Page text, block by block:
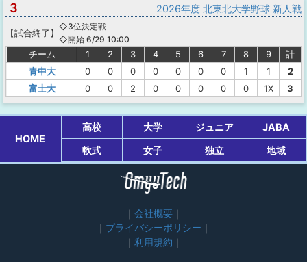
3 2026年度 北東北大学野球 新人戦
【試合終了 】
◇3位決定戦
◇開始 6/29 10:00
チーム 1 2 3 4 5 6 7 8 9
計
青中大
0 0 0 0 0 0 0 1 1
2
富士大
0 0 2 0 0 0 0 0 1X 3
HOME
高校 大学 ジュニア
JABA
軟式
女子 独立 地域
会社概要
プライバシーポリシー
利用規約